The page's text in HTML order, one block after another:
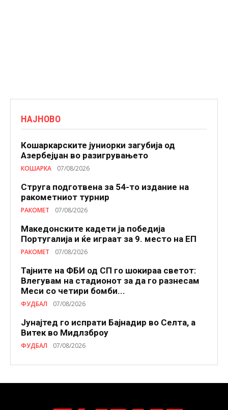
НАЈНОВО
Кошаркарските јуниорки загубија од
Азербејџан во разигрувањето
КОШАРКА 07/08/2026
Струга подготвена за 54-то издание на
ракометниот турнир
РАКОМЕТ 07/08/2026
Македонските кадети ја победија
Португалија и ќе играат за 9. место на ЕП
РАКОМЕТ 07/08/2026
Тајните на ФБИ од СП го шокираа светот:
Влегувам на стадионот за да го разнесам
Меси со четири бомби...
ФУДБАЛ 07/08/2026
Јунајтед го испрати Бајнадир во Селта, а
Витек во Мидлзброу
ФУДБАЛ 07/08/2026